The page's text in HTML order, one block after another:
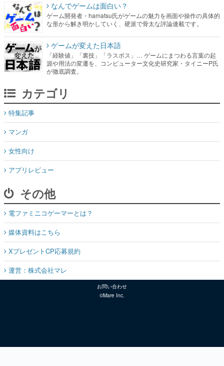
なんでゲームは面白い？
ゲーム開発者・hamatsu氏がゲームの魅力を画面や操作の具体的
な形から解き明かしていく、硬派で骨太な評論連載です。
ゲームが変えた日本語
「経験値」「裏技」「ラスボス」… ゲームにまつわる言葉の起
源や用法の変遷を、コンピューター文化史研究家・タイニーP氏
が徹底調査。
カテゴリ
特集記事
マンガ
女性向け
アプリレビュー
その他
電ファミニコゲーマーとは？
媒体資料はこちら
XプレゼントCP応募規約
運営：株式会社マレ
お問い合わせ
©Mare Inc.